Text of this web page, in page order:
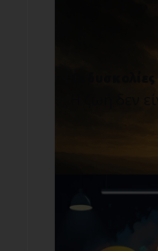
Οι
Η ζωή δεν